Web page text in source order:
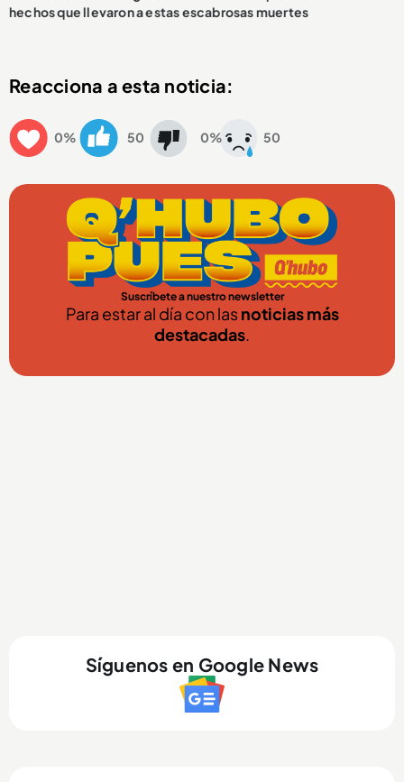
hechos que llevaron a estas escabrosas muertes
Reacciona a esta noticia:
0% 50 0% 50
Suscríbete a nuestro newsletter
Para estar al día con lasnoticias más
destacadas.
Síguenos en Google News